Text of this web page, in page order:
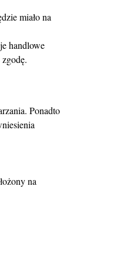
miało na
handlowe
Ponadto
na